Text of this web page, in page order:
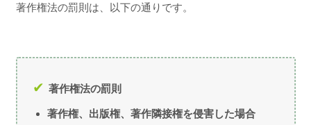
著作権法の罰則は、以下の通りです。
著作権法の罰則
著作権、出版権、著作隣接権を侵害した場合